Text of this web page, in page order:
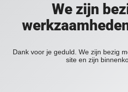
We zijn
Dank voor je geduld. We zijn bezig
site en zijn